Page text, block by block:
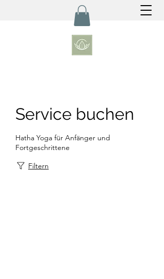
Service buchen
Hatha Yoga für Anfänger und
Fortgeschrittene
Filtern